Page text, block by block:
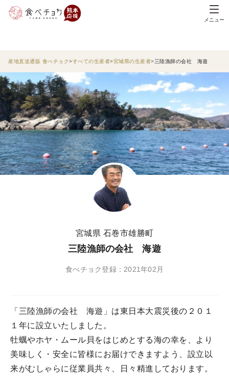
メニュー
産地直送通販 食べチョク すべての生産者 宮城県の生産者 三陸漁師の会社 海遊
宮城県 石巻市雄勝町
三陸漁師の会社 海遊
食べチョク登録：2021年02月
「三陸漁師の会社 海遊」は東日本大震災後の２０１
１年に設立いたしました。
牡蠣やホヤ・ムール貝をはじめとする海の幸を、より
美味しく・安全に皆様にお届けできますよう、設立以
来がむしゃらに従業員共々、日々精進しております。